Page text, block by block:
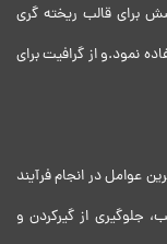
برای قالب ریخته گری
نمود.و از گرافیت برای
عوامل در انجام فرآیند
جلوگیری از گیرکردن و